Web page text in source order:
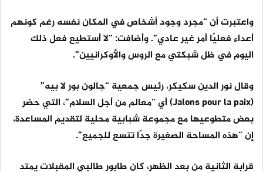
واعتبرت أن “مجرد وجود أشخاص في المكان نفسه رغم كونهم
أعداء فعليًا أمر غير عادي”. وأضافت: “لا أستطيع فعل ذلك
اليوم في ظل شبكتي مع الروس والأوكرانيين”.
وقال نور الدين سكيكر، رئيس جمعية “جالون بور لا بيه”
(Jalons pour la paix) أي “معالم من أجل السلام”، التي حضر
بعض متطوعيها مع مجموعة شبابية محلية لتقديم المساعدة،
إن “هذه المساحة الصغيرة جدًا تتسع للجميع”.
قرابة الثانية من بعد الظهر، كان طابور طالبي المقبلات يمتد